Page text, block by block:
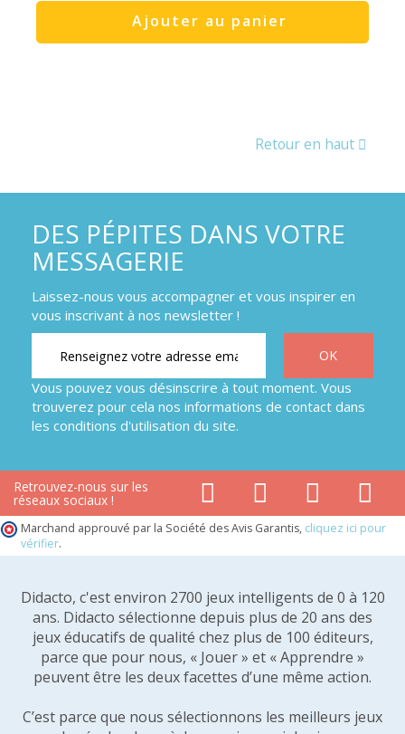
Ajouter au panier
Retour en haut
DES PÉPITES DANS VOTRE
MESSAGERIE
Laissez-nous vous accompagner et vous inspirer en
vous inscrivant à nos newsletter !
Vous pouvez vous désinscrire à tout moment. Vous
trouverez pour cela nos informations de contact dans
les conditions d'utilisation du site.
Retrouvez-nous sur les
réseaux sociaux !
Marchand approuvé par la Société des Avis Garantis, cliquez ici pour
vérifier.
Didacto, c'est environ 2700 jeux intelligents de 0 à 120
ans. Didacto sélectionne depuis plus de 20 ans des
jeux éducatifs de qualité chez plus de 100 éditeurs,
parce que pour nous, « Jouer » et « Apprendre »
peuvent être les deux facettes d’une même action.
C’est parce que nous sélectionnons les meilleurs jeux